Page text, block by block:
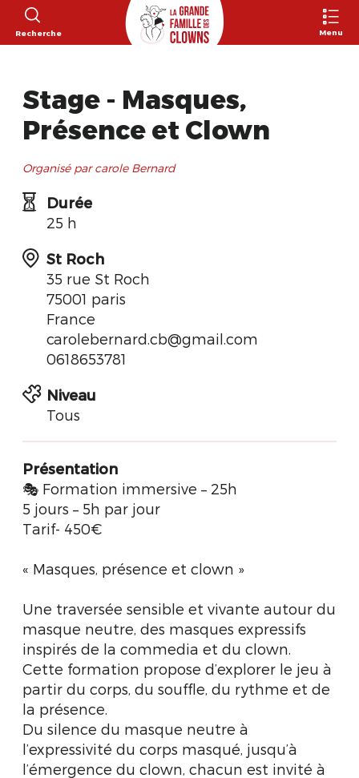
Recherche Menu
Stage - Masques,
Présence et Clown
Organisé par carole Bernard
Durée
25 h
St Roch
35 rue St Roch
75001 paris
France
carolebernard.cb@gmail.com
0618653781
Niveau
Tous
Présentation
🎭 Formation immersive – 25h
5 jours – 5h par jour
Tarif- 450€
« Masques, présence et clown »
Une traversée sensible et vivante autour du
masque neutre, des masques expressifs
inspirés de la commedia et du clown.
Cette formation propose d’explorer le jeu à
partir du corps, du souffle, du rythme et de
la présence.
Du silence du masque neutre à
l’expressivité du corps masqué, jusqu’à
l’émergence du clown, chacun est invité à